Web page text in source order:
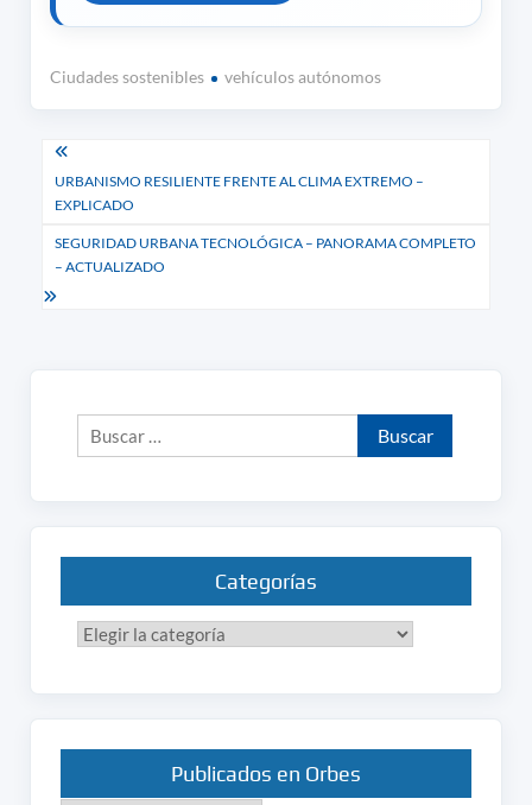
Ciudades sostenibles vehículos autónomos
Navegación
de
entradas
URBANISMO RESILIENTE FRENTE AL CLIMA EXTREMO –
EXPLICADO
SEGURIDAD URBANA TECNOLÓGICA – PANORAMA COMPLETO
– ACTUALIZADO
Buscar:
Categorías
Categorías
Publicados en Orbes